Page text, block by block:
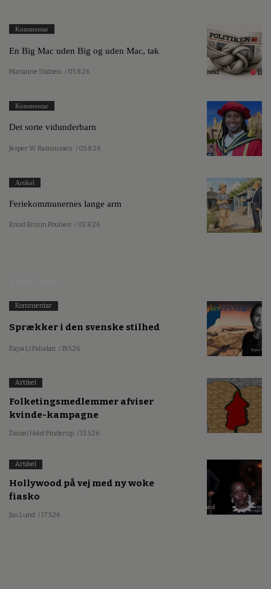
Kommentar
En Big Mac uden Big og uden Mac, tak
Marianne Stidsen / 05.8.26
Kommentar
Det sorte vidunderbarn
Jesper W. Rasmussen / 05.8.26
Artikel
Feriekommunernes lange arm
Knud Bruun Poulsen / 02.8.26
Kommentar
Sprækker i den svenske stilhed
Kajsa Li Paludan / 19.5.26
Artikel
Folketingsmedlemmer afviser
kvinde-kampagne
Daniel Holst Pinderup / 13.5.26
Artikel
Hollywood på vej med ny woke
fiasko
Jan Lund / 17.5.26